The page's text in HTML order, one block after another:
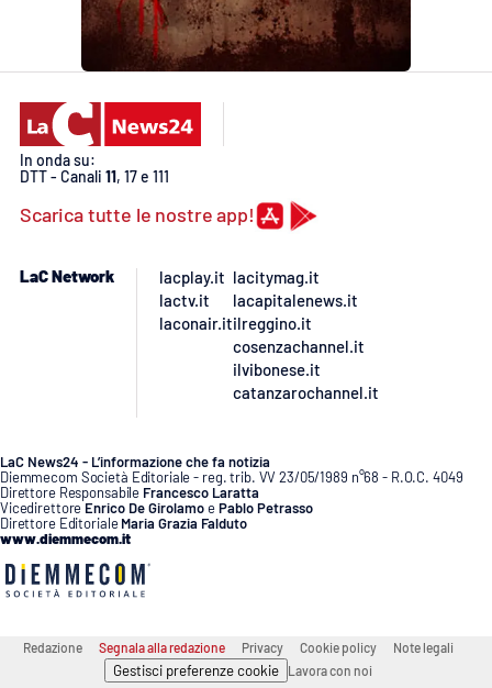
In onda su:
DTT - Canali 11, 17 e 111
Scarica tutte le nostre app!
LaC Network
lacplay.it
lactv.it
laconair.it
lacitymag.it
lacapitalenews.it
ilreggino.it
cosenzachannel.it
ilvibonese.it
catanzarochannel.it
LaC News24 - L’informazione che fa notizia
Diemmecom Società Editoriale - reg. trib. VV 23/05/1989 n°68 - R.O.C. 4049
Direttore Responsabile Francesco Laratta
Vicedirettore Enrico De GirolamoePablo Petrasso
Direttore Editoriale Maria Grazia Falduto
www.diemmecom.it
Redazione Segnala alla redazione Privacy Cookie policy Note legali
Gestisci preferenze cookie Lavora con noi